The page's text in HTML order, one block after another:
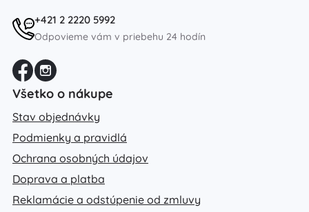
+421 2 2220 5992
Odpovieme vám v priebehu 24 hodín
Všetko o nákupe
Stav objednávky
Podmienky a pravidlá
Ochrana osobných údajov
Doprava a platba
Reklamácie a odstúpenie od zmluvy